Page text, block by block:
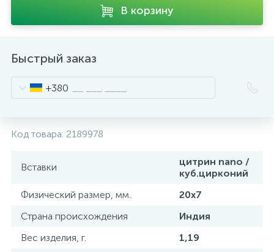
В корзину
Быстрый заказ
+380
Код товара: 2189978
Вставки
цитрин nano /
куб.цирконий
Физический размер, мм.
20х7
Страна происхождения
Индия
Вес изделия, г.
1,19